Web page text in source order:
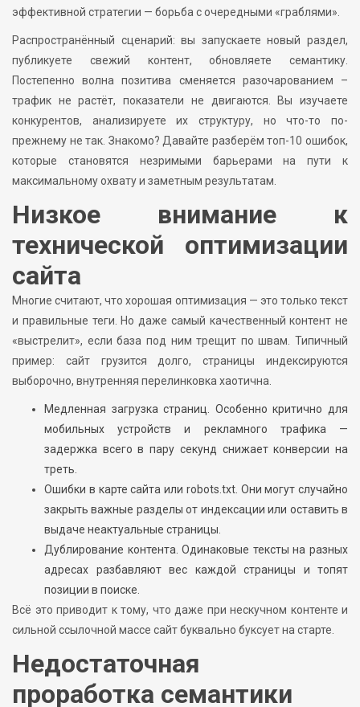
эффективной стратегии — борьба с очередными «граблями».
Распространённый сценарий: вы запускаете новый раздел,
публикуете свежий контент, обновляете семантику.
Постепенно волна позитива сменяется разочарованием –
трафик не растёт, показатели не двигаются. Вы изучаете
конкурентов, анализируете их структуру, но что-то по-
прежнему не так. Знакомо? Давайте разберём топ-10 ошибок,
которые становятся незримыми барьерами на пути к
максимальному охвату и заметным результатам.
Низкое внимание к
технической оптимизации
сайта
Многие считают, что хорошая оптимизация — это только текст
и правильные теги. Но даже самый качественный контент не
«выстрелит», если база под ним трещит по швам. Типичный
пример: сайт грузится долго, страницы индексируются
выборочно, внутренняя перелинковка хаотична.
Медленная загрузка страниц. Особенно критично для
мобильных устройств и рекламного трафика —
задержка всего в пару секунд снижает конверсии на
треть.
Ошибки в карте сайта или robots.txt. Они могут случайно
закрыть важные разделы от индексации или оставить в
выдаче неактуальные страницы.
Дублирование контента. Одинаковые тексты на разных
адресах разбавляют вес каждой страницы и топят
позиции в поиске.
Всё это приводит к тому, что даже при нескучном контенте и
сильной ссылочной массе сайт буквально буксует на старте.
Недостаточная
проработка семантики